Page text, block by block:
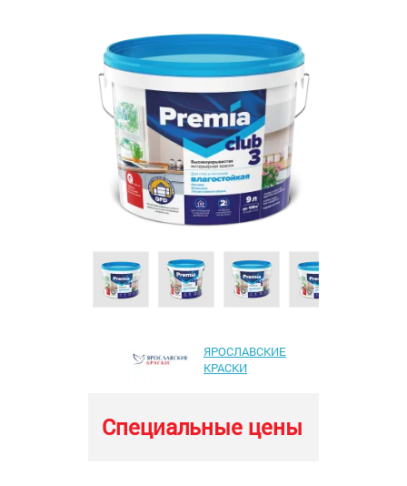
ЯРОСЛАВСКИЕ
КРАСКИ
Специальные цены